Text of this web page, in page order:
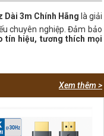
Dài 3m Chính Hãng là giải
chuyên nghiệp. Đảm bảo
tín hiệu, tương thích mọi
Xem thêm >